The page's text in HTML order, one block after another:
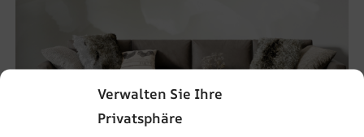
Verwalten Sie Ihre
Privatsphäre